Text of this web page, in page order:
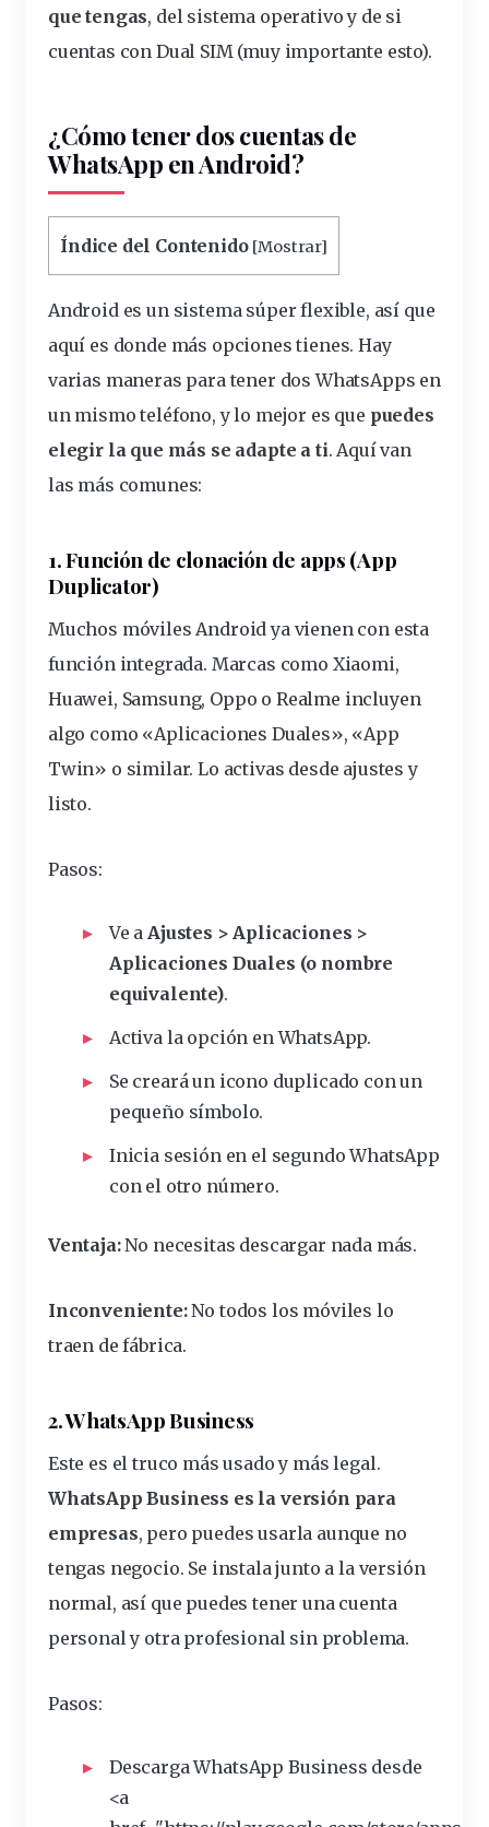
que tengas, del sistema operativoy de si
cuentas con Dual SIM (muy importante esto).
¿Cómo tener dos cuentas de
WhatsApp en Android?
Índice del Contenido [Mostrar]
Android es un sistema súper flexible, así que
aquí es donde más opciones tienes. Hay
varias maneras para tener dos WhatsApps en
un mismo teléfono, y lo mejor es que puedes
elegir la que más se adapte a ti. Aquí van
las más comunes:
1. Función de clonación de apps (App
Duplicator)
Muchos móviles Android ya vienen con esta
función integrada. Marcas como Xiaomi,
Huawei, Samsung, Oppo o Realme incluyen
algo como «Aplicaciones Duales», «App
Twin» o similar. Lo activas desde ajustes y
listo.
Pasos:
Ve a Ajustes > Aplicaciones >
Aplicaciones Duales (o nombre
equivalente).
Activa la opción en WhatsApp.
Se creará un icono duplicado con un
pequeño símbolo.
Inicia sesión en el segundo WhatsApp
con el otro número.
Ventaja:No necesitas descargar nada más.
Inconveniente:No todos los móviles lo
traen de fábrica.
2. WhatsApp Business
Este es el truco más usado y más legal.
WhatsApp Business es la versión para
empresas, pero puedes usarla aunque no
tengas negocio. Se instala junto a la versión
normal, así que puedes tener una cuenta
personal y otra profesional sin problema.
Pasos:
Descarga WhatsApp Business desde
<a